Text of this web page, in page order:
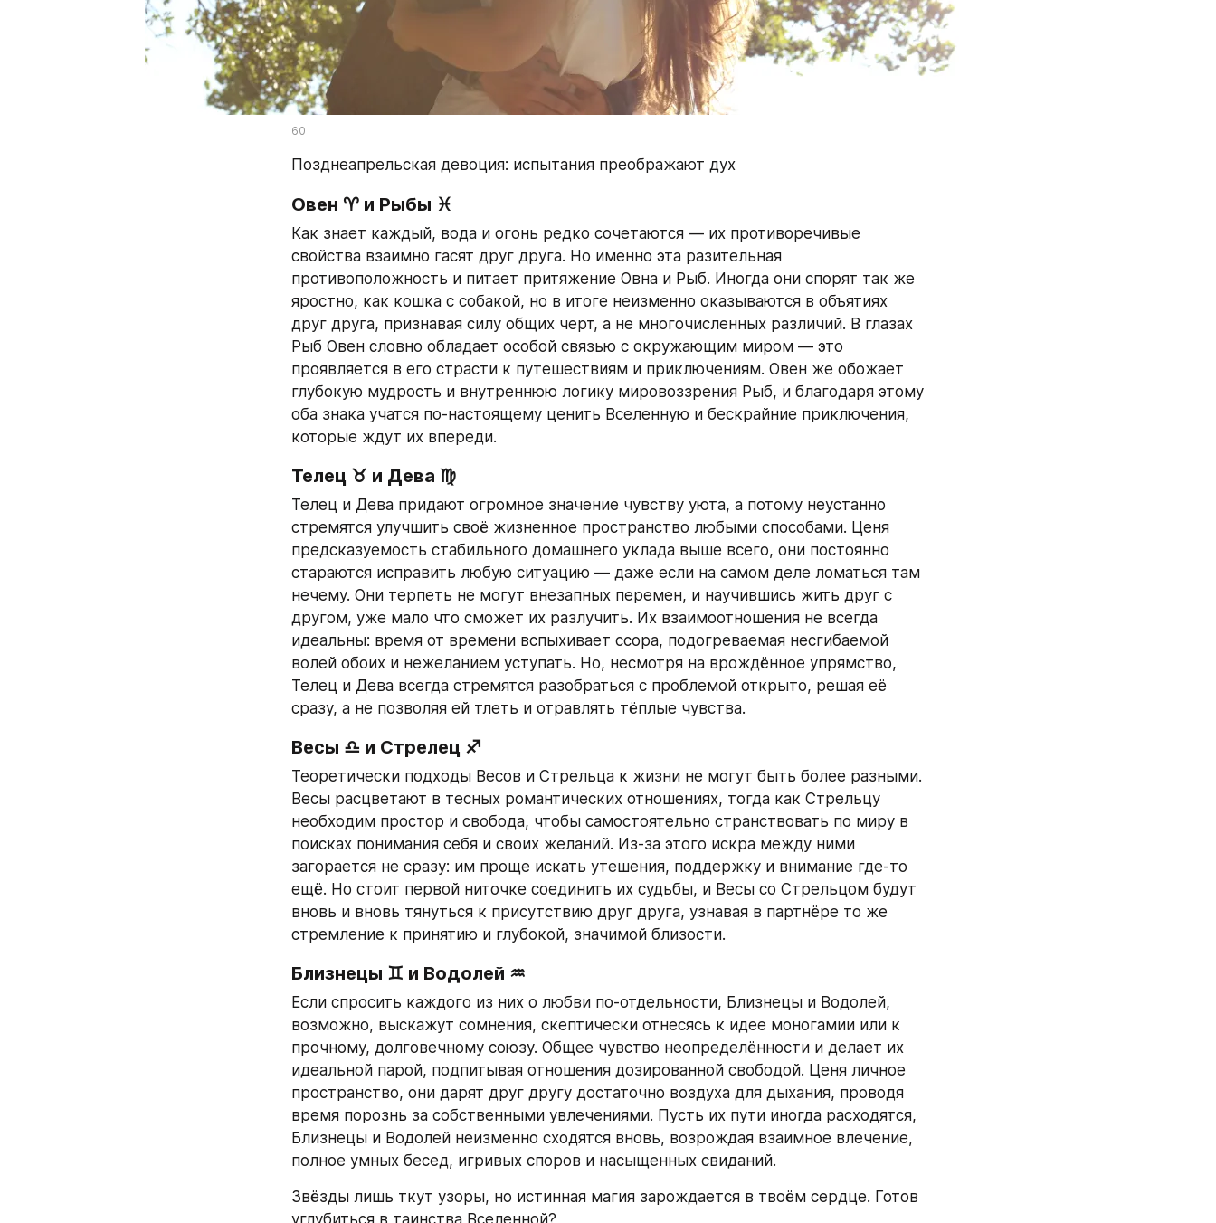
60
Позднеапрельская девоция: испытания преображают дух
Овен ♈ и Рыбы ♓
Как знает каждый, вода и огонь редко сочетаются — их противоречивые
свойства взаимно гасят друг друга. Но именно эта разительная
противоположность и питает притяжение Овна и Рыб. Иногда они спорят так же
яростно, как кошка с собакой, но в итоге неизменно оказываются в объятиях
друг друга, признавая силу общих черт, а не многочисленных различий. В глазах
Рыб Овен словно обладает особой связью с окружающим миром — это
проявляется в его страсти к путешествиям и приключениям. Овен же обожает
глубокую мудрость и внутреннюю логику мировоззрения Рыб, и благодаря этому
оба знака учатся по‑настоящему ценить Вселенную и бескрайние приключения,
которые ждут их впереди.
Телец ♉ и Дева ♍
Телец и Дева придают огромное значение чувству уюта, а потому неустанно
стремятся улучшить своё жизненное пространство любыми способами. Ценя
предсказуемость стабильного домашнего уклада выше всего, они постоянно
стараются исправить любую ситуацию — даже если на самом деле ломаться там
нечему. Они терпеть не могут внезапных перемен, и научившись жить друг с
другом, уже мало что сможет их разлучить. Их взаимоотношения не всегда
идеальны: время от времени вспыхивает ссора, подогреваемая несгибаемой
волей обоих и нежеланием уступать. Но, несмотря на врождённое упрямство,
Телец и Дева всегда стремятся разобраться с проблемой открыто, решая её
сразу, а не позволяя ей тлеть и отравлять тёплые чувства.
Весы ♎ и Стрелец ♐
Теоретически подходы Весов и Стрельца к жизни не могут быть более разными.
Весы расцветают в тесных романтических отношениях, тогда как Стрельцу
необходим простор и свобода, чтобы самостоятельно странствовать по миру в
поисках понимания себя и своих желаний. Из‑за этого искра между ними
загорается не сразу: им проще искать утешения, поддержку и внимание где‑то
ещё. Но стоит первой ниточке соединить их судьбы, и Весы со Стрельцом будут
вновь и вновь тянуться к присутствию друг друга, узнавая в партнёре то же
стремление к принятию и глубокой, значимой близости.
Близнецы ♊ и Водолей ♒
Если спросить каждого из них о любви по‑отдельности, Близнецы и Водолей,
возможно, выскажут сомнения, скептически отнесясь к идее моногамии или к
прочному, долговечному союзу. Общее чувство неопределённости и делает их
идеальной парой, подпитывая отношения дозированной свободой. Ценя личное
пространство, они дарят друг другу достаточно воздуха для дыхания, проводя
время порознь за собственными увлечениями. Пусть их пути иногда расходятся,
Близнецы и Водолей неизменно сходятся вновь, возрождая взаимное влечение,
полное умных бесед, игривых споров и насыщенных свиданий.
Звёзды лишь ткут узоры, но истинная магия зарождается в твоём сердце. Готов
углубиться в таинства Вселенной?